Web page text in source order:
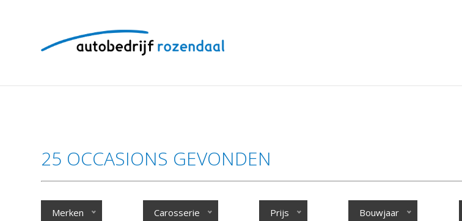
25 OCCASIONS GEVONDEN
Merken Carosserie Prijs Bouwjaar